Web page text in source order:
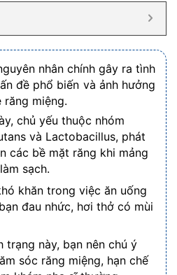
nhân chính gây ra tình
đề phổ biến và ảnh hưởng
miệng.
chủ yếu thuộc nhóm
và Lactobacillus, phát
các bề mặt răng khi mảng
sạch.
khăn trong việc ăn uống
đau nhức, hơi thở có mùi
trạng này, bạn nên chú ý
sóc răng miệng, hạn chế